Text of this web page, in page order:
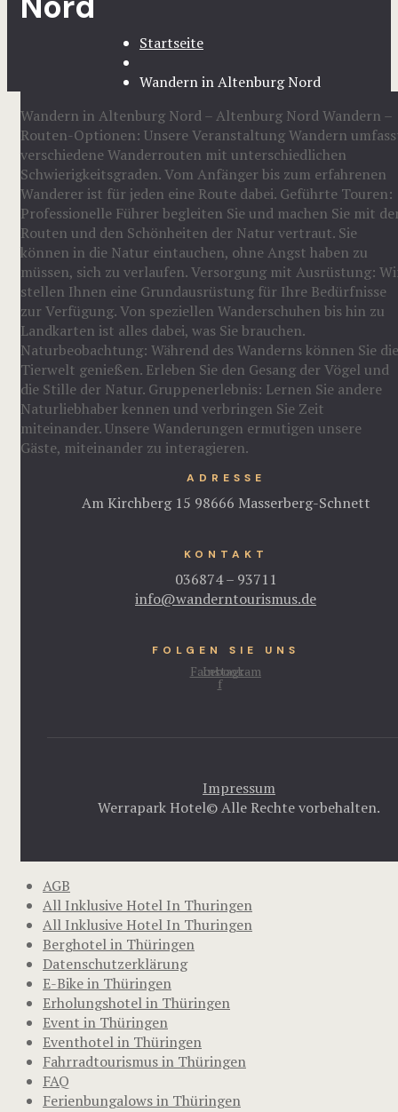
Startseite
Wandern in Altenburg Nord
Wandern in Altenburg Nord – Altenburg Nord Wandern –
Routen-Optionen: Unsere Veranstaltung Wandern
verschiedene Wanderrouten mit unterschiedlichen
Schwierigkeitsgraden. Vom Anfänger bis zum erfahrenen
Wanderer ist für jeden eine Route dabei. Geführte Touren:
Professionelle Führer begleiten Sie und machen Sie mit
Routen und den Schönheiten der Natur vertraut. Sie
können in die Natur eintauchen, ohne Angst haben zu
müssen, sich zu verlaufen. Versorgung mit Ausrüstung:
stellen Ihnen eine Grundausrüstung für Ihre Bedürfnisse
zur Verfügung. Von speziellen Wanderschuhen bis hin zu
Landkarten ist alles dabei, was Sie brauchen.
Naturbeobachtung: Während des Wanderns können Sie die
Tierwelt genießen. Erleben Sie den Gesang der Vögel und
die Stille der Natur. Gruppenerlebnis: Lernen Sie andere
Naturliebhaber kennen und verbringen Sie Zeit
miteinander. Unsere Wanderungen ermutigen unsere
Gäste, miteinander zu interagieren.
ADRESSE
Am Kirchberg 15 98666 Masserberg-Schnett
KONTAKT
036874 – 93711
info@wanderntourismus.de
FOLGEN SIE UNS
Facebook-
f
Instagram
Impressum
Werrapark Hotel© Alle Rechte vorbehalten.
AGB
All Inklusive Hotel In Thuringen
All Inklusive Hotel In Thuringen
Berghotel in Thüringen
Datenschutzerklärung
E-Bike in Thüringen
Erholungshotel in Thüringen
Event in Thüringen
Eventhotel in Thüringen
Fahrradtourismus in Thüringen
FAQ
Ferienbungalows in Thüringen